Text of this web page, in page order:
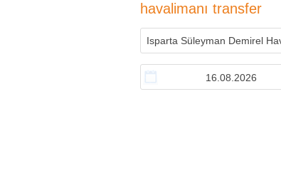
havalimanı transfer